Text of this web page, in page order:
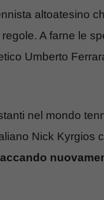
altoatesino
A farne le
Umberto
nel mondo
Nick Kyrgios